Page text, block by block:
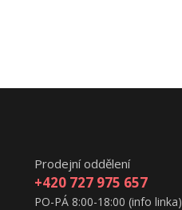
Prodejní oddělení
+420 727 975 657
PO-PÁ 8:00-18:00 (info linka)